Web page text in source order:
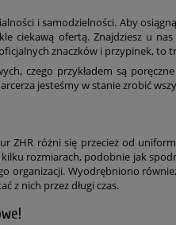
i samodzielności. Aby
ciekawą ofertą. Znajdziesz u
znaczków i przypinek, to
czego przykładem są
jesteśmy w stanie zrobić
różni się przecież od
rozmiarach, podobnie jak
Wyodrębniono
z nich przez długi czas.